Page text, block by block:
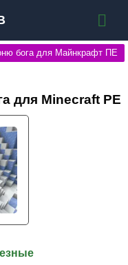
бога для Майнкрафт ПЕ
для Minecraft PE